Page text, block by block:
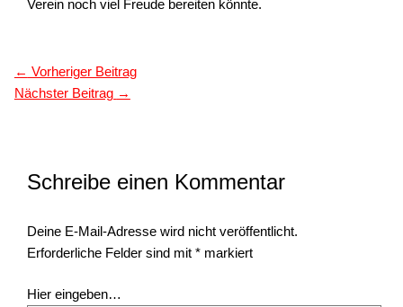
Verein noch viel Freude bereiten könnte.
← Vorheriger Beitrag
Nächster Beitrag →
Schreibe einen Kommentar
Deine E-Mail-Adresse wird nicht veröffentlicht.
Erforderliche Felder sind mit* markiert
Hier eingeben…